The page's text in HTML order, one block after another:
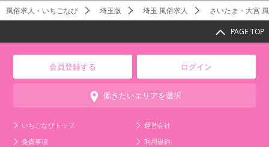
風俗求人・いちごなび 埼玉版 埼玉 風俗求人 さいたま・大宮
PAGE TOP
会員登録する ログイン
働きたいエリアを選択
いちごなびトップ
運営会社
免責事項
利用規約